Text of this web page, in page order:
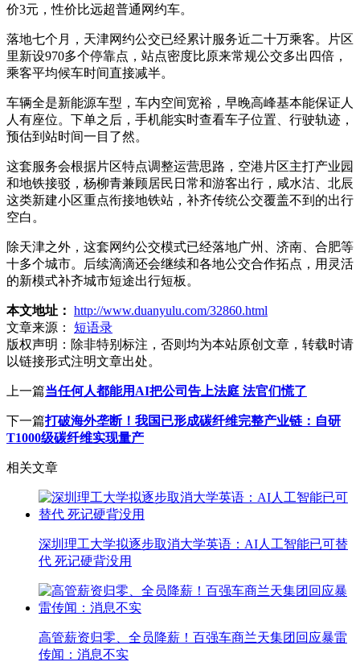
价3元，性价比远超普通网约车。
落地七个月，天津网约公交已经累计服务近二十万乘客。片区
里新设970多个停靠点，站点密度比原来常规公交多出四倍，
乘客平均候车时间直接减半。
车辆全是新能源车型，车内空间宽裕，早晚高峰基本能保证人
人有座位。下单之后，手机能实时查看车子位置、行驶轨迹，
预估到站时间一目了然。
这套服务会根据片区特点调整运营思路，空港片区主打产业园
和地铁接驳，杨柳青兼顾居民日常和游客出行，咸水沽、北辰
这类新建小区重点衔接地铁站，补齐传统公交覆盖不到的出行
空白。
除天津之外，这套网约公交模式已经落地广州、济南、合肥等
十多个城市。后续滴滴还会继续和各地公交合作拓点，用灵活
的新模式补齐城市短途出行短板。
本文地址： http://www.duanyulu.com/32860.html
文章来源：
短语录
版权声明： 除非特别标注，否则均为本站原创文章，转载时请
以链接形式注明文章出处。
上一篇当任何人都能用AI把公司告上法庭 法官们慌了
下一篇打破海外垄断！我国已形成碳纤维完整产业链：自研
T1000级碳纤维实现量产
相关文章
深圳理工大学拟逐步取消大学英语：AI人工智能已可替
代 死记硬背没用
高管薪资归零、全员降薪！百强车商兰天集团回应暴雷
传闻：消息不实